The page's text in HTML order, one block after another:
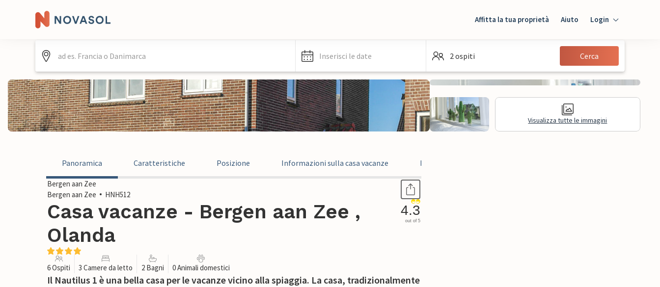
Affitta la tua proprietà Aiuto Login
Ospiti
Inserisci le date 2 ospiti Cerca
Visualizza tutte le immagini
Panoramica Caratteristiche Posizione Informazioni sulla casa vacanze Recensioni
Bergen aan Zee
Bergen aan Zee
HNH512
Casa vacanze - Bergen aan Zee ,
Olanda
4.3
out of 5
6 Ospiti 3 Camere da letto 2 Bagni 0 Animali domestici
Il Nautilus 1 è una bella casa per le vacanze vicino alla spiaggia. La casa, tradizionalmente